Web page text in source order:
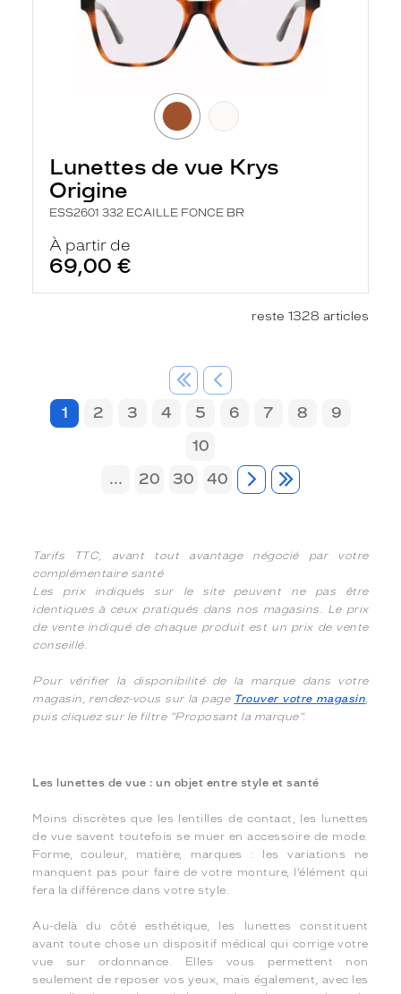
Lunettes de vue Krys
Origine
ESS2601 332 ECAILLE FONCE BR
À partir de
69,00 €
reste 1328 articles
1 2 3 4 5 6 7 8
9
10
...
20 30 40
Tarifs TTC, avant tout avantage négocié par votre
complémentaire santé
Les prix indiqués sur le site peuvent ne pas être
identiques à ceux pratiqués dans nos magasins. Le prix
de vente indiqué de chaque produit est un prix de vente
conseillé.
Pour vérifier la disponibilité de la marque dans votre
magasin, rendez-vous sur la page Trouver votre magasin
puis cliquez sur le filtre "Proposant la marque".
Les lunettes de vue : un objet entre style et santé
Moins discrètes que les lentilles de contact, les lunettes
de vue savent toutefois se muer en accessoire de mode.
Forme, couleur, matière, marques : les variations ne
manquent pas pour faire de votre monture, l’élément qui
fera la différence dans votre style.
Au-delà du côté esthétique, les lunettes constituent
avant toute chose un dispositif médical qui corrige votre
vue sur ordonnance. Elles vous permettent non
seulement de reposer vos yeux, mais également, avec les